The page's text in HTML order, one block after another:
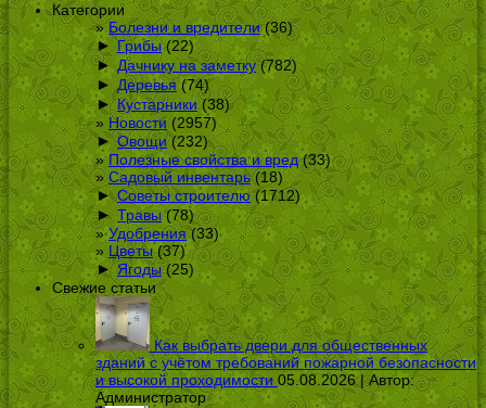
Категории
Болезни и вредители(36)
► Грибы(22)
► Дачнику на заметку(782)
► Деревья (74)
► Кустарники(38)
Новости (2957)
► Овощи(232)
Полезные свойства и вред(33)
Садовый инвентарь(18)
► Советы строителю(1712)
► Травы(78)
Удобрения(33)
Цветы(37)
► Ягоды(25)
Свежие статьи
Как выбрать двери для общественных
зданий с учётом требований пожарной безопасности
и высокой проходимости 05.08.2026 | Автор:
Администратор